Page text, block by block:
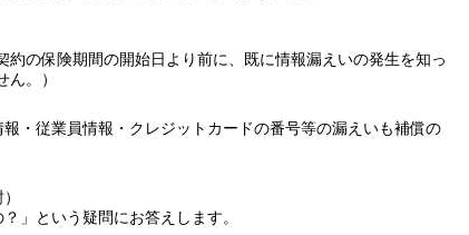
の保険期間の開始日より前に、既に情報漏えいの発生を知っ
。）
・従業員情報・クレジットカードの番号等の漏えいも補償の
という疑問にお答えします。